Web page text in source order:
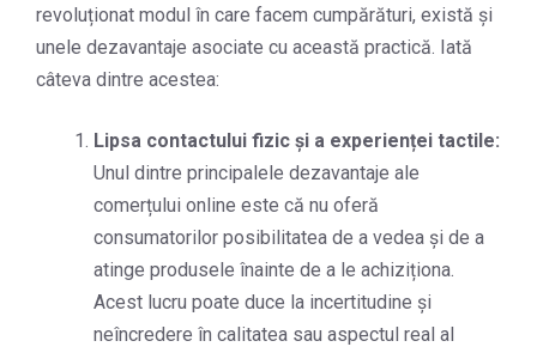
revoluționat modul în care facem cumpărături, există și
unele dezavantaje asociate cu această practică. Iată
câteva dintre acestea:
Lipsa contactului fizic și a experienței tactile:
Unul dintre principalele dezavantaje ale
comerțului online este că nu oferă
consumatorilor posibilitatea de a vedea și de a
atinge produsele înainte de a le achiziționa.
Acest lucru poate duce la incertitudine și
neîncredere în calitatea sau aspectul real al